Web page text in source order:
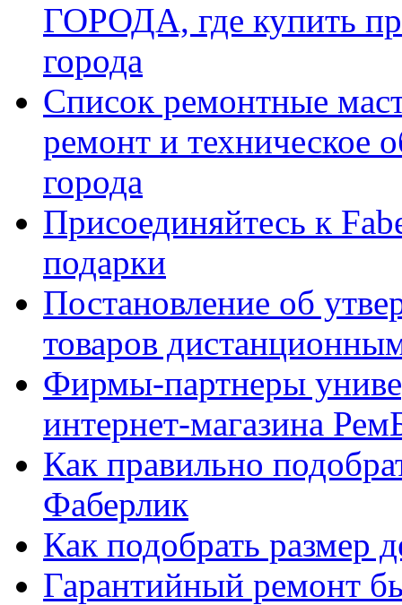
ГОРОДА, где купить
города
Список ремонтные
ремонт и техническое
города
Присоединяйтесь к
подарки
Постановление об
товаров
Фирмы-партнеры
интернет-магазина
Как правильно
Фаберлик
Как подобрать размер
Гарантийный ремонт